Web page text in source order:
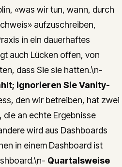
«was wir tun, wann, durch
aufzuschreiben,
in ein dauerhaftes
auch Lücken offen, von
dass Sie sie hatten.\n-
ignorieren Sie Vanity-
den wir betreiben, hat zwei
die an echte Ergebnisse
wird aus Dashboards
in einem Dashboard ist
Quartalsweise